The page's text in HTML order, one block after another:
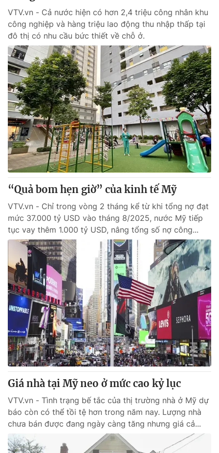
VTV.vn - Cả nước hiện có hơn 2,4 triệu công nhân khu
công nghiệp và hàng triệu lao động thu nhập thấp tại
đô thị có nhu cầu bức thiết về chỗ ở.
“Quả bom hẹn giờ” của kinh tế Mỹ
VTV.vn - Chỉ trong vòng 2 tháng kể từ khi tổng nợ đạt
mức 37.000 tỷ USD vào tháng 8/2025, nước Mỹ tiếp
tục vay thêm 1.000 tỷ USD, nâng tổng số nợ công...
Giá nhà tại Mỹ neo ở mức cao kỷ lục
VTV.vn - Tình trạng bế tắc của thị trường nhà ở Mỹ dự
báo còn có thể tồi tệ hơn trong năm nay. Lượng nhà
chưa bán được đang ngày càng tăng nhưng giá cả...